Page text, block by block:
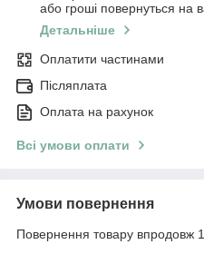
або гроші повернуться на
Детальніше
Оплатити частинами
Післяплата
Оплата на рахунок
Всі умови оплати
Умови повернення
Повернення товару впродовж